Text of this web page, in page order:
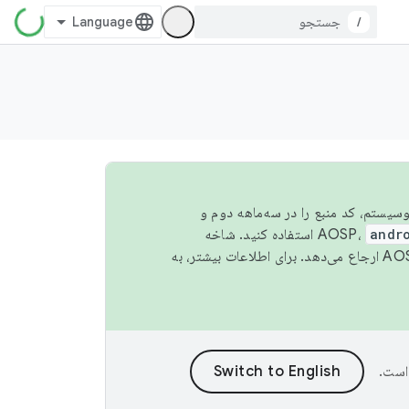
/
اکوسیستم، کد منبع را در سه‌ماهه دوم و
استفاده کنید. شاخه